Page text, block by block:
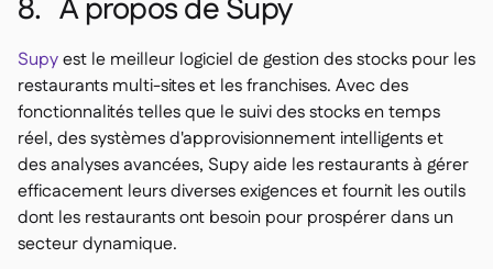
8. À propos de Supy
Supyest le meilleur logiciel de gestion des stocks pour les
restaurants multi-sites et les franchises. Avec des
fonctionnalités telles que le suivi des stocks en temps
réel, des systèmes d'approvisionnement intelligents et
des analyses avancées, Supy aide les restaurants à gérer
efficacement leurs diverses exigences et fournit les outils
dont les restaurants ont besoin pour prospérer dans un
secteur dynamique.